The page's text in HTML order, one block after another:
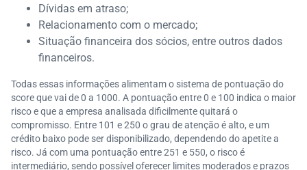
Dívidas em atraso;
Relacionamento com o mercado;
Situação financeira dos sócios, entre outros dados
financeiros.
Todas essas informações alimentam o sistema de pontuação do
score que vai de 0 a 1000. A pontuação entre 0 e 100 indica o maior
risco e que a empresa analisada dificilmente quitará o
compromisso. Entre 101 e 250 o grau de atenção é alto, e um
crédito baixo pode ser disponibilizado, dependendo do apetite a
risco. Já com uma pontuação entre 251 e 550, o risco é
intermediário, sendo possível oferecer limites moderados e prazos